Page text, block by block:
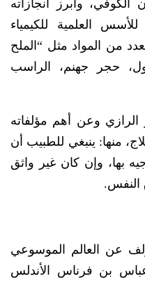
الكوفي، وأبرز انجازاته
العلمية للكيمياء
من المواد مثل “الملح
حجر جهنم، الراسب
وعن أهم مؤلفاته
منها: ينبغي للطبيب أن
بها، وإن كان غير واثق
النفس.
عن العالم الموسوعي
بن فرناس الأندلس